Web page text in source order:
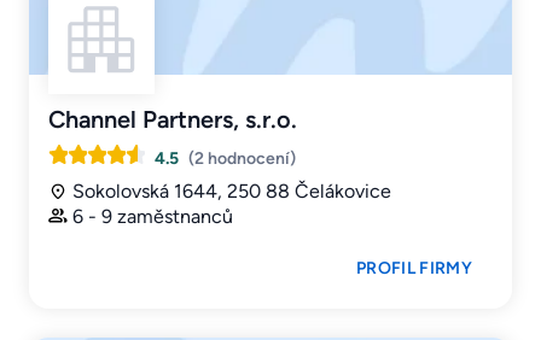
Channel Partners, s.r.o.
4.5 (2 hodnocení)
Sokolovská 1644, 250 88 Čelákovice
6 - 9 zaměstnanců
PROFIL FIRMY